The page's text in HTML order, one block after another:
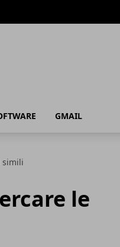
GMAIL
simili
le